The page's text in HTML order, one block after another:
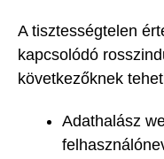
A tisztességtelen
kapcsolódó
következőknek
Adathalász